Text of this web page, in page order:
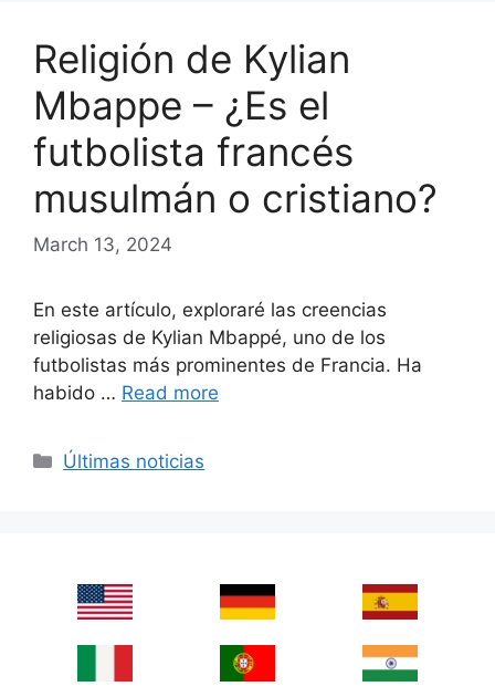
Religión de Kylian
Mbappe – ¿Es el
futbolista francés
musulmán o cristiano?
March 13, 2024
En este artículo, exploraré las creencias
religiosas de Kylian Mbappé, uno de los
futbolistas más prominentes de Francia. Ha
habido … Read more
Categories
Últimas noticias